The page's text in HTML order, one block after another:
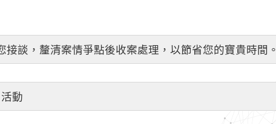
談，釐清案情爭點後收案處理，以節省您的寶貴時間。
動